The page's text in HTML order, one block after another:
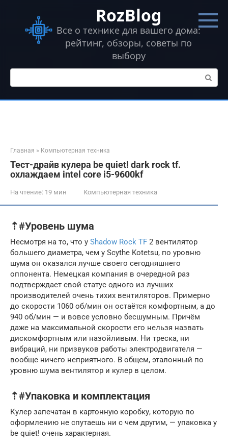
контенту
RozBlog
Все о технике для вашего дома:
рейтинг, обзоры, советы по
выбору
Поиск:
Главная » Компьютерная техника
Тест-драйв кулера be quiet! dark rock tf.
охлаждаем intel core i5-9600kf
На чтение: 19 мин Компьютерная техника
⇡#Уровень шума
Несмотря на то, что у Shadow Rock TF 2 вентилятор
большего диаметра, чем у Scythe Kotetsu, по уровню
шума он оказался лучше своего сегодняшнего
оппонента. Немецкая компания в очередной раз
подтверждает свой статус одного из лучших
производителей очень тихих вентиляторов. Примерно
до скорости 1060 об/мин он остаётся комфортным, а до
940 об/мин — и вовсе условно бесшумным. Причём
даже на максимальной скорости его нельзя назвать
дискомфортным или назойливым. Ни треска, ни
вибраций, ни призвуков работы электродвигателя —
вообще ничего неприятного. В общем, эталонный по
уровню шума вентилятор и кулер в целом.
⇡#Упаковка и комплектация
Кулер запечатан в картонную коробку, которую по
оформлению не спутаешь ни с чем другим, — упаковка у
be quiet! очень характерная.